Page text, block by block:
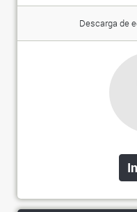
Descarga de